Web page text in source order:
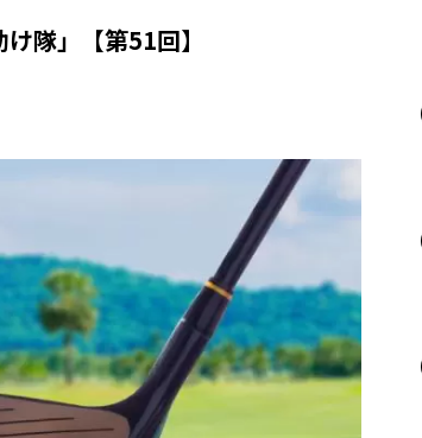
隊」【第51回】